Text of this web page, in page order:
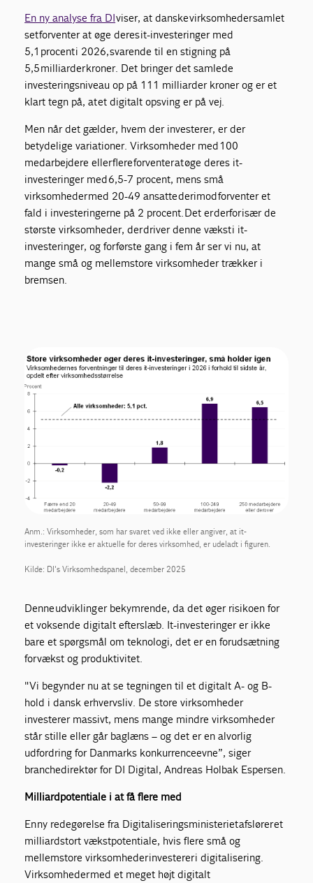
En ny analyse fra DIviser, at danske virksomheder samlet
set forventer at øge deres it-investeringer med
5,1 procent i 2026, svarende til en stigning på
5,5 milliarder kroner. Det bringer det samlede
investeringsniveau op på 111 milliarder kroner og er et
klart tegn på, at et digitalt opsving er på vej.
Men når det gælder, hvem der investerer, er der
betydelige variationer. Virksomheder med 100
medarbejdere eller flere forventer at øge deres it-
investeringer med 6,5-7 procent, mens små
virksomheder med 20-49 ansatte derimod forventer et
fald i investeringerne på 2 procent. Det er derfor især de
største virksomheder, der driver denne vækst i it-
investeringer, og for første gang i fem år ser vi nu, at
mange små og mellemstore virksomheder trækker i
bremsen.
Anm.: Virksomheder, som har svaret ved ikke eller angiver, at it-
investeringer ikke er aktuelle for deres virksomhed, er udeladt i figuren.
Kilde: DI's Virksomhedspanel, december 2025
Denne udvikling er bekymrende, da det øger risikoen for
et voksende digitalt efterslæb. It-investeringer er ikke
bare et spørgsmål om teknologi, det er en forudsætning
for vækst og produktivitet.
"Vi begynder nu at se tegningen til et digitalt A- og B-
hold i dansk erhvervsliv. De store virksomheder
investerer massivt, mens mange mindre virksomheder
står stille eller går baglæns – og det er en alvorlig
udfordring for Danmarks konkurrenceevne”, siger
branchedirektør for DI Digital, Andreas Holbak Espersen.
Milliardpotentiale i at få flere med
En ny redegørelse fra Digitaliseringsministeriet afslører et
milliardstort vækstpotentiale, hvis flere små og
mellemstore virksomheder investerer i digitalisering.
Virksomheder med et meget højt digitalt